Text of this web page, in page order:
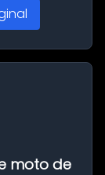
moto de